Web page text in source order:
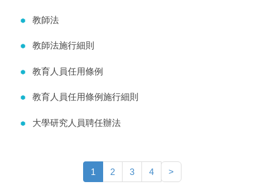
教師法
教師法施行細則
教育人員任用條例
教育人員任用條例施行細則
大學研究人員聘任辦法
1 2 3 4 >